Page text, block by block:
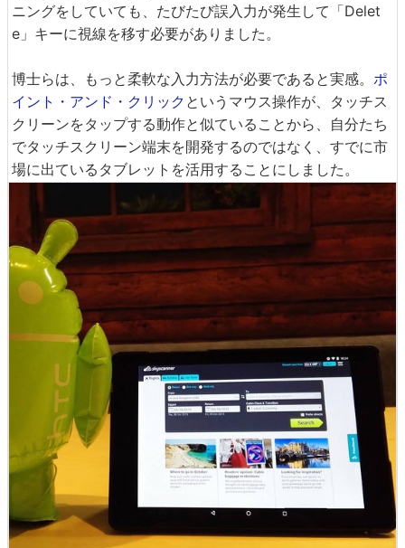
ニングをしていても、たびたび誤入力が発生して「Delet
e」キーに視線を移す必要がありました。
博士らは、もっと柔軟な入力方法が必要であると実感。 ポ
イント・アンド・クリック というマウス操作が、タッチス
クリーンをタップする動作と似ていることから、自分たち
でタッチスクリーン端末を開発するのではなく、すでに市
場に出ているタブレットを活用することにしました。